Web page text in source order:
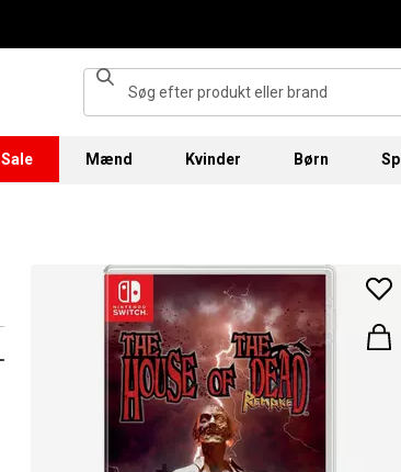
Sale Mænd Kvinder Børn